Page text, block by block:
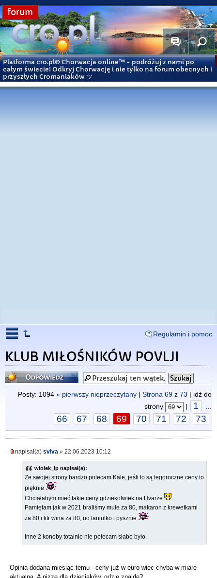
forum
Platforma cro.pl© Chorwacja online™ - podróżuj z nami po
całym świecie! Odkryj Chorwację i nie tylko na forum obecnych i
przyszłych Cromaniaków ツ
Regulamin i pomoc
KLUB MIŁOŚNIKÓW POVLJI
Odpowiedz
Posty: 1094 » pierwszy nieprzeczytany | Strona 69 z 73 | idź do
strony
| 1
66 67 68 69 70 71 72 73
napisał(a) sviva » 22.06.2023 10:12
wiolek_lp napisał(a):
Ze swojej strony bardzo polecam Kale, jeśli to są tegoroczne ceny to
pięknie
Chciałabym mieć takie ceny gdziekolwiek na Hvarze
Pamiętam jak w 2021 braliśmy mule za 80, makaron z krewetkami
za 80 i litr wina za 80, no taniutko i pysznie
Inne 2 konoby totalnie nie polecam słabo było.
Opinia dodana miesiąc temu - ceny już w euro więc chyba w miarę